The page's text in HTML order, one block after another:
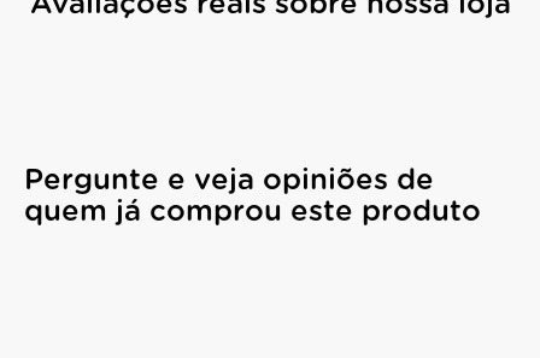
Pergunte e veja opiniões de
quem já comprou este produto